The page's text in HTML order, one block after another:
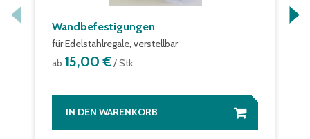
Wandbefestigungen
für Edelstahlregale, verstellbar
ab 15,00 €/ Stk.
IN DEN WARENKORB